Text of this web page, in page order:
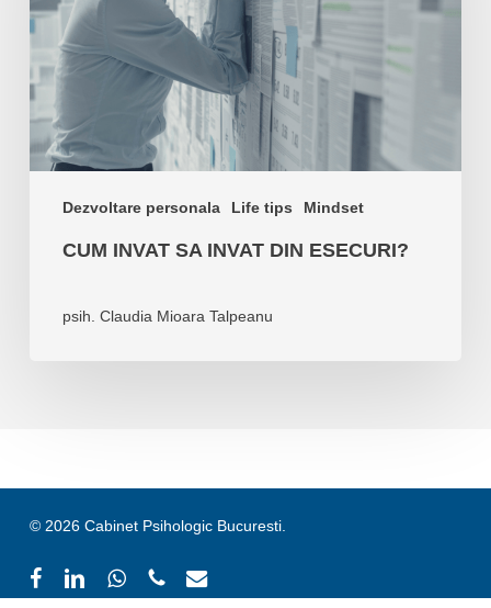
Dezvoltare personala Life tips Mindset
esecuri?
CUM INVAT SA INVAT DIN ESECURI?
psih. Claudia Mioara Talpeanu
© 2026 Cabinet Psihologic Bucuresti.
facebooklinkedinwhatsappphoneemail